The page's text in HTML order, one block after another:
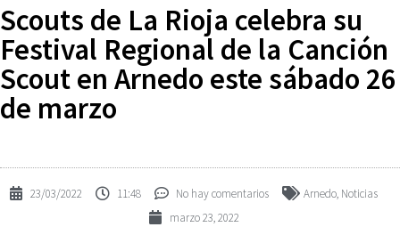
Scouts de La Rioja celebra su
Festival Regional de la Canción
Scout en Arnedo este sábado 26
de marzo
23/03/2022 11:48 No hay comentarios Arnedo, Noticias
marzo 23, 2022